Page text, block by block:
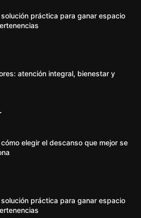
práctica para ganar espacio
atención integral, bienestar y
elegir el descanso que mejor se
práctica para ganar espacio